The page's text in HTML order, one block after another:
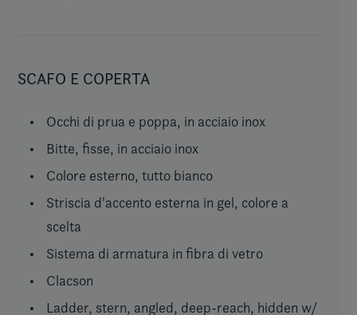
SCAFO E COPERTA
Occhi di prua e poppa, in acciaio inox
Bitte, fisse, in acciaio inox
Colore esterno, tutto bianco
Striscia d'accento esterna in gel, colore a
scelta
Sistema di armatura in fibra di vetro
Clacson
Ladder, stern, angled, deep-reach, hidden w/